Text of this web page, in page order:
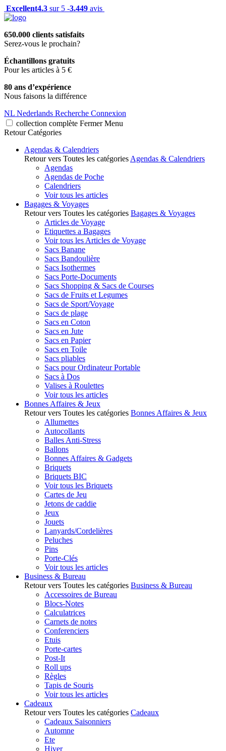
Excellent4.3 sur 5 -3.449 avis
650.000 clients satisfaits
Serez-vous le prochain?
Échantillons gratuits
Pour les articles à 5 €
80 ans d’expérience
Nous faisons la différence
NL Nederlands Recherche Connexion
collection complète Fermer Menu
Retour Catégories
Agendas & Calendriers
Retour vers Toutes les catégories Agendas & Calendriers
Agendas
Agendas de Poche
Calendriers
Voir tous les articles
Bagages & Voyages
Retour vers Toutes les catégories Bagages & Voyages
Articles de Voyage
Etiquettes a Bagages
Voir tous les Articles de Voyage
Sacs Banane
Sacs Bandoulière
Sacs Isothermes
Sacs Porte-Documents
Sacs Shopping & Sacs de Courses
Sacs de Fruits et Legumes
Sacs de Sport/Voyage
Sacs de plage
Sacs en Coton
Sacs en Jute
Sacs en Papier
Sacs en Toile
Sacs pliables
Sacs pour Ordinateur Portable
Sacs à Dos
Valises à Roulettes
Voir tous les articles
Bonnes Affaires & Jeux
Retour vers Toutes les catégories Bonnes Affaires & Jeux
Allumettes
Autocollants
Balles Anti-Stress
Ballons
Bonnes Affaires & Gadgets
Briquets
Briquets BIC
Voir tous les Briquets
Cartes de Jeu
Jetons de caddie
Jeux
Jouets
Lanyards/Cordelières
Peluches
Pins
Porte-Clés
Voir tous les articles
Business & Bureau
Retour vers Toutes les catégories Business & Bureau
Accessoires de Bureau
Blocs-Notes
Calculatrices
Carnets de notes
Conferenciers
Etuis
Porte-cartes
Post-It
Roll ups
Règles
Tapis de Souris
Voir tous les articles
Cadeaux
Retour vers Toutes les catégories Cadeaux
Cadeaux Saisonniers
Automne
Ete
Hiver